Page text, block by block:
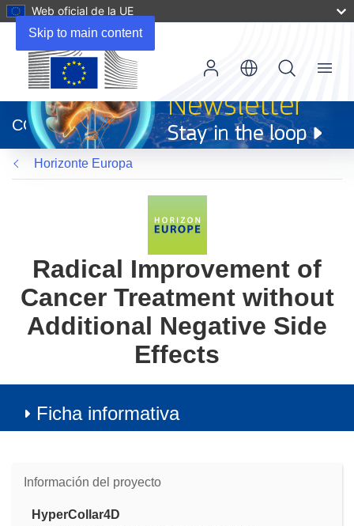
Skip to main content
Web oficial de la UE
abrirá
en
una
nueva
ventana)
CORDIS
Menu
Horizonte Europa
Radical Improvement of
Cancer Treatment without
Additional Negative Side
Effects
Ficha informativa
Información del proyecto
HyperCollar4D